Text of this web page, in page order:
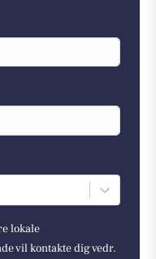
lokale
vil kontakte dig vedr.